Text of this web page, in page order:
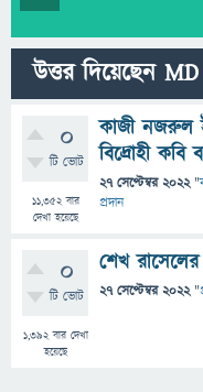
উত্তর দিয়েছেন
0
টি ভোট
11,352বার
দেখা হয়েছে
কাজী নজরুল
বিদ্রোহী কবি
27 সেপ্টেম্বর 2022 "
প্রদান
0
টি ভোট
1,392বার দেখা
হয়েছে
শেখ
27 সেপ্টেম্বর 2022 "